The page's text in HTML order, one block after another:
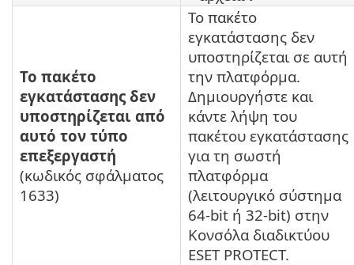
Το πακέτο
εγκατάστασης δεν
υποστηρίζεται από
αυτό τον τύπο
επεξεργαστή
(κωδικός σφάλματος
1633)
Το πακέτο
εγκατάστασης δεν
υποστηρίζεται σε αυτή
την πλατφόρμα.
Δημιουργήστε και
κάντε λήψη του
πακέτου εγκατάστασης
για τη σωστή
πλατφόρμα
(λειτουργικό σύστημα
64-bit ή 32-bit) στην
Κονσόλα διαδικτύου
ESET PROTECT.